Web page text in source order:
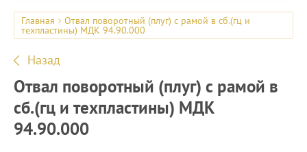
Главная Отвал поворотный (плуг) с рамой в сб.(гц и
техпластины) МДК 94.90.000
Назад
Отвал поворотный (плуг) с рамой в
сб.(гц и техпластины) МДК
94.90.000